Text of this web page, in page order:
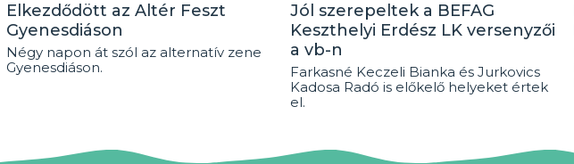
Elkezdődött az Altér Feszt
Gyenesdiáson
Négy napon át szól az alternatív zene
Gyenesdiáson.
Jól szerepeltek a BEFAG
Keszthelyi Erdész LK versenyzői
a vb-n
Farkasné Keczeli Bianka és Jurkovics
Kadosa Radó is előkelő helyeket értek
el.